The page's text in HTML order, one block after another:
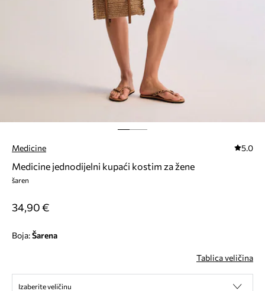
Medicine 5.0
Medicine jednodijelni kupaći kostim za žene
šaren
34,90 €
Boja: šarena
Tablica veličina
Izaberite veličinu